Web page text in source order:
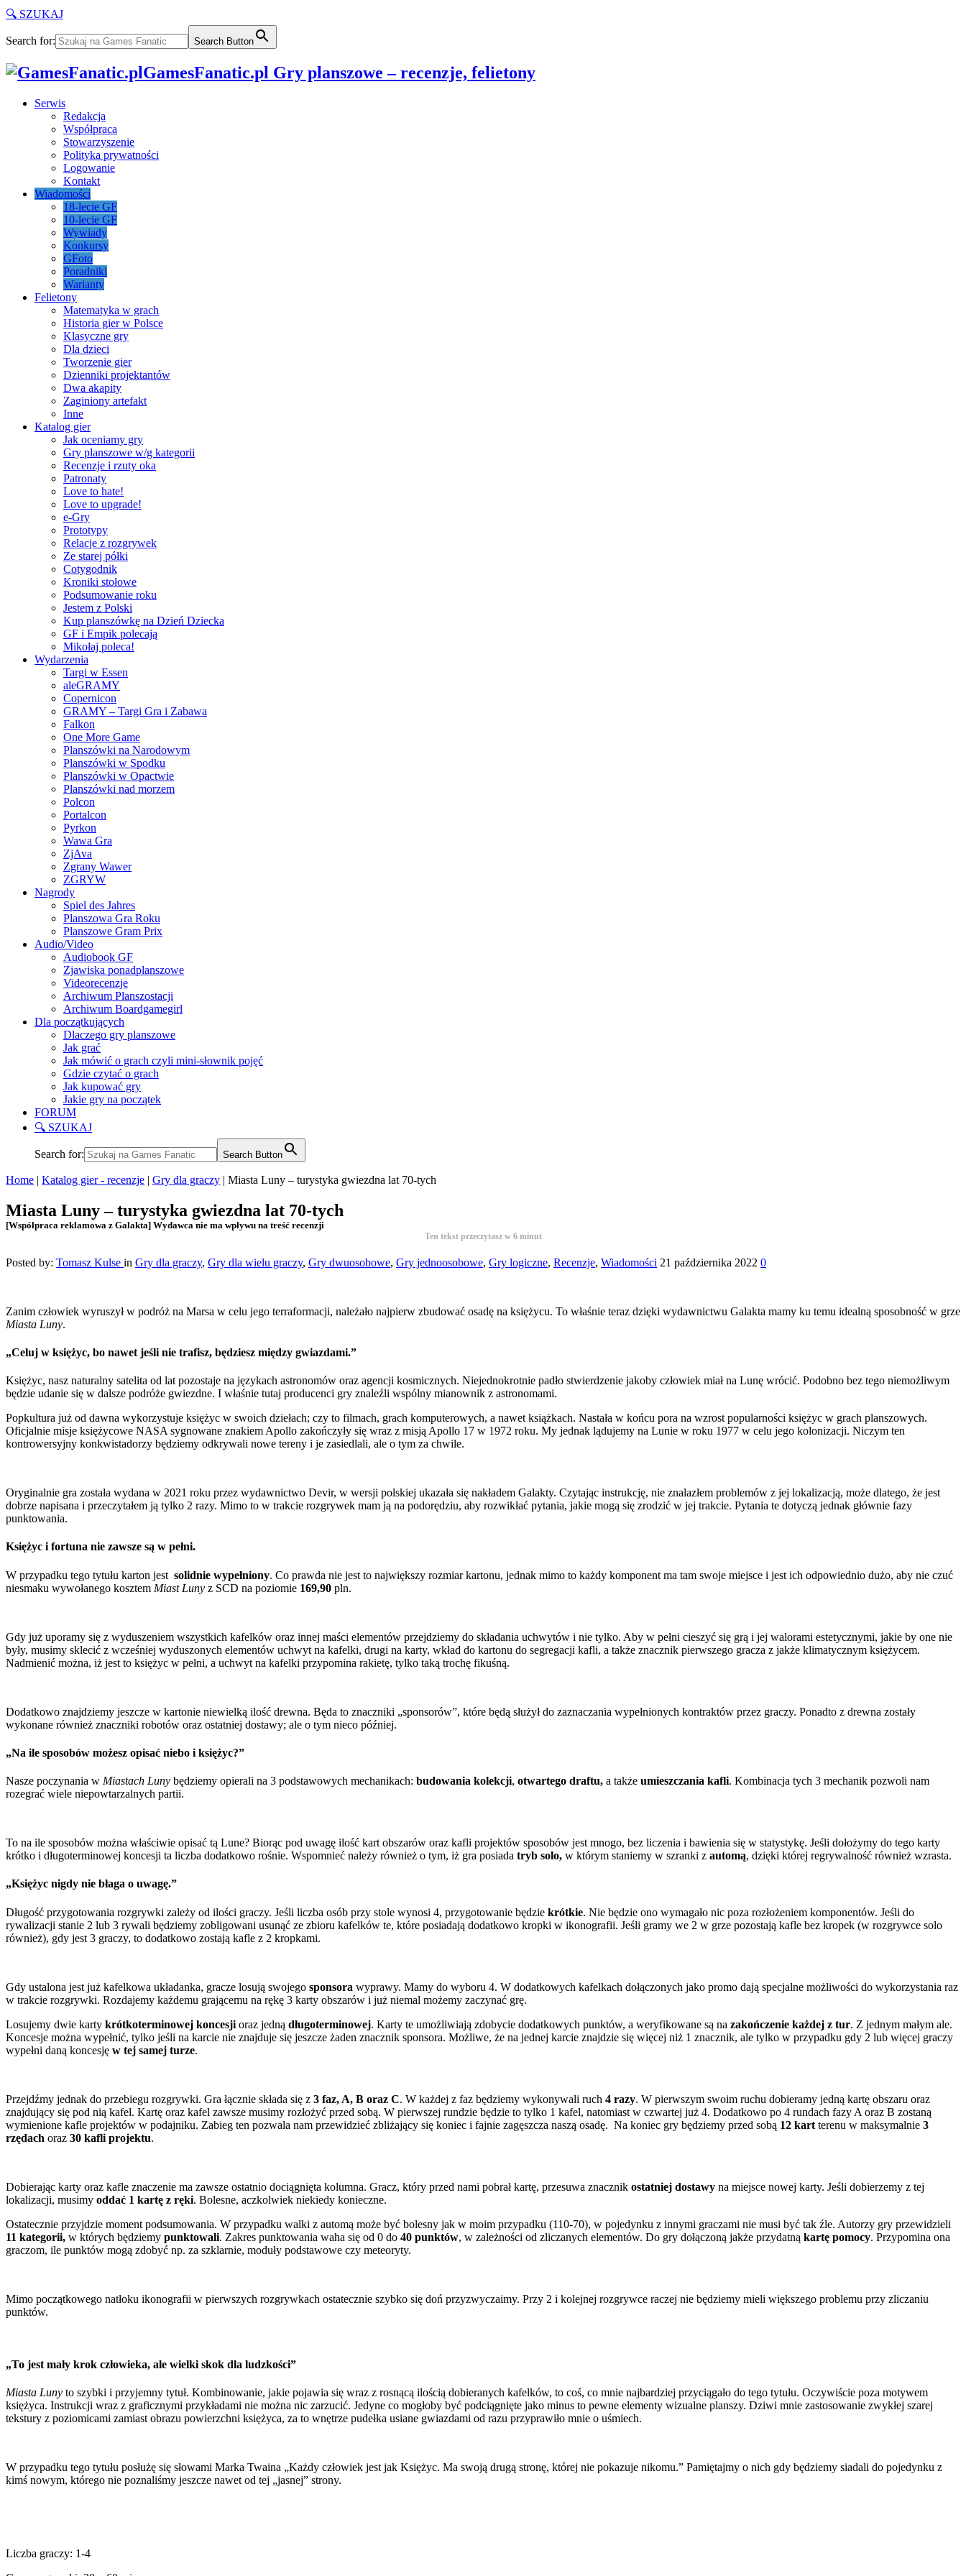
🔍 SZUKAJ
Search for: Search Button
GamesFanatic.pl Gry planszowe – recenzje, felietony
Serwis
Redakcja
Współpraca
Stowarzyszenie
Polityka prywatności
Logowanie
Kontakt
Wiadomości
18-lecie GF
10-lecie GF
Wywiady
Konkursy
GFoto
Poradniki
Warianty
Felietony
Matematyka w grach
Historia gier w Polsce
Klasyczne gry
Dla dzieci
Tworzenie gier
Dzienniki projektantów
Dwa akapity
Zaginiony artefakt
Inne
Katalog gier
Jak oceniamy gry
Gry planszowe w/g kategorii
Recenzje i rzuty oka
Patronaty
Love to hate!
Love to upgrade!
e-Gry
Prototypy
Relacje z rozgrywek
Ze starej półki
Cotygodnik
Kroniki stołowe
Podsumowanie roku
Jestem z Polski
Kup planszówkę na Dzień Dziecka
GF i Empik polecają
Mikołaj poleca!
Wydarzenia
Targi w Essen
aleGRAMY
Copernicon
GRAMY – Targi Gra i Zabawa
Falkon
One More Game
Planszówki na Narodowym
Planszówki w Spodku
Planszówki w Opactwie
Planszówki nad morzem
Polcon
Portalcon
Pyrkon
Wawa Gra
ZjAva
Zgrany Wawer
ZGRYW
Nagrody
Spiel des Jahres
Planszowa Gra Roku
Planszowe Gram Prix
Audio/Video
Audiobook GF
Zjawiska ponadplanszowe
Videorecenzje
Archiwum Planszostacji
Archiwum Boardgamegirl
Dla początkujących
Dlaczego gry planszowe
Jak grać
Jak mówić o grach czyli mini-słownik pojęć
Gdzie czytać o grach
Jak kupować gry
Jakie gry na początek
FORUM
🔍 SZUKAJ
Search for: Search Button
Home | Katalog gier - recenzje | Gry dla graczy | Miasta Luny – turystyka gwiezdna lat 70-tych
Miasta Luny – turystyka gwiezdna lat 70-tych
[Współpraca reklamowa z Galakta] Wydawca nie ma wpływu na treść recenzji
Ten tekst przeczytasz w 6 minut
Posted by: Tomasz Kulse in Gry dla graczy, Gry dla wielu graczy, Gry dwuosobowe, Gry jednoosobowe, Gry logiczne, Recenzje, Wiadomości 21 października 2022 0
Zanim człowiek wyruszył w podróż na Marsa w celu jego terraformacji, należało najpierw zbudować osadę na księżycu. To właśnie teraz dzięki wydawnictwu Galakta mamy ku temu idealną sposobność w grze
Miasta Luny.
„Celuj w księżyc, bo nawet jeśli nie trafisz, będziesz między gwiazdami.”
Księżyc, nasz naturalny satelita od lat pozostaje na językach astronomów oraz agencji kosmicznych. Niejednokrotnie padło stwierdzenie jakoby człowiek miał na Lunę wrócić. Podobno bez tego niemożliwym
będzie udanie się w dalsze podróże gwiezdne. I właśnie tutaj producenci gry znaleźli wspólny mianownik z astronomami.
Popkultura już od dawna wykorzystuje księżyc w swoich dziełach; czy to filmach, grach komputerowych, a nawet książkach. Nastała w końcu pora na wzrost popularności księżyc w grach planszowych.
Oficjalnie misje księżycowe NASA sygnowane znakiem Apollo zakończyły się wraz z misją Apollo 17 w 1972 roku. My jednak lądujemy na Lunie w roku 1977 w celu jego kolonizacji. Niczym ten
kontrowersyjny konkwistadorzy będziemy odkrywali nowe tereny i je zasiedlali, ale o tym za chwile.
Oryginalnie gra została wydana w 2021 roku przez wydawnictwo Devir, w wersji polskiej ukazała się nakładem Galakty. Czytając instrukcję, nie znalazłem problemów z jej lokalizacją, może dlatego, że jest
dobrze napisana i przeczytałem ją tylko 2 razy. Mimo to w trakcie rozgrywek mam ją na podorędziu, aby rozwikłać pytania, jakie mogą się zrodzić w jej trakcie. Pytania te dotyczą jednak głównie fazy
punktowania.
Księżyc i fortuna nie zawsze są w pełni.
W przypadku tego tytułu karton jest solidnie wypełniony. Co prawda nie jest to największy rozmiar kartonu, jednak mimo to każdy komponent ma tam swoje miejsce i jest ich odpowiednio dużo, aby nie czuć
niesmaku wywołanego kosztem Miast Luny z SCD na poziomie 169,90 pln.
Gdy już uporamy się z wyduszeniem wszystkich kafelków oraz innej maści elementów przejdziemy do składania uchwytów i nie tylko. Aby w pełni cieszyć się grą i jej walorami estetycznymi, jakie by one nie
były, musimy sklecić z wcześniej wyduszonych elementów uchwyt na kafelki, drugi na karty, wkład do kartonu do segregacji kafli, a także znacznik pierwszego gracza z jakże klimatycznym księżycem.
Nadmienić można, iż jest to księżyc w pełni, a uchwyt na kafelki przypomina rakietę, tylko taką trochę fikuśną.
Dodatkowo znajdziemy jeszcze w kartonie niewielką ilość drewna. Będa to znaczniki „sponsorów”, które będą służył do zaznaczania wypełnionych kontraktów przez graczy. Ponadto z drewna zostały
wykonane również znaczniki robotów oraz ostatniej dostawy; ale o tym nieco później.
„Na ile sposobów możesz opisać niebo i księżyc?”
Nasze poczynania w Miastach Luny będziemy opierali na 3 podstawowych mechanikach: budowania kolekcji, otwartego draftu, a także umieszczania kafli. Kombinacja tych 3 mechanik pozwoli nam
rozegrać wiele niepowtarzalnych partii.
To na ile sposobów można właściwie opisać tą Lune? Biorąc pod uwagę ilość kart obszarów oraz kafli projektów sposobów jest mnogo, bez liczenia i bawienia się w statystykę. Jeśli dołożymy do tego karty
krótko i długoterminowej koncesji ta liczba dodatkowo rośnie. Wspomnieć należy również o tym, iż gra posiada tryb solo, w którym staniemy w szranki z automą, dzięki której regrywalność również wzrasta.
„Księżyc nigdy nie błaga o uwagę.”
Długość przygotowania rozgrywki zależy od ilości graczy. Jeśli liczba osób przy stole wynosi 4, przygotowanie będzie krótkie. Nie będzie ono wymagało nic poza rozłożeniem komponentów. Jeśli do
rywalizacji stanie 2 lub 3 rywali będziemy zobligowani usunąć ze zbioru kafelków te, które posiadają dodatkowo kropki w ikonografii. Jeśli gramy we 2 w grze pozostają kafle bez kropek (w rozgrywce solo
również), gdy jest 3 graczy, to dodatkowo zostają kafle z 2 kropkami.
Gdy ustalona jest już kafelkowa układanka, gracze losują swojego sponsora wyprawy. Mamy do wyboru 4. W dodatkowych kafelkach dołączonych jako promo dają specjalne możliwości do wykorzystania raz
w trakcie rozgrywki. Rozdajemy każdemu grającemu na rękę 3 karty obszarów i już niemal możemy zaczynać grę.
Losujemy dwie karty krótkoterminowej koncesji oraz jedną długoterminowej. Karty te umożliwiają zdobycie dodatkowych punktów, a weryfikowane są na zakończenie każdej z tur. Z jednym małym ale.
Koncesje można wypełnić, tylko jeśli na karcie nie znajduje się jeszcze żaden znacznik sponsora. Możliwe, że na jednej karcie znajdzie się więcej niż 1 znacznik, ale tylko w przypadku gdy 2 lub więcej graczy
wypełni daną koncesję w tej samej turze.
Przejdźmy jednak do przebiegu rozgrywki. Gra łącznie składa się z 3 faz, A, B oraz C. W każdej z faz będziemy wykonywali ruch 4 razy. W pierwszym swoim ruchu dobieramy jedną kartę obszaru oraz
znajdujący się pod nią kafel. Kartę oraz kafel zawsze musimy rozłożyć przed sobą. W pierwszej rundzie będzie to tylko 1 kafel, natomiast w czwartej już 4. Dodatkowo po 4 rundach fazy A oraz B zostaną
wymienione kafle projektów w podajniku. Zabieg ten pozwala nam przewidzieć zbliżający się koniec i fajnie zagęszcza naszą osadę. Na koniec gry będziemy przed sobą 12 kart terenu w maksymalnie 3
rzędach oraz 30 kafli projektu.
Dobierając karty oraz kafle znaczenie ma zawsze ostatnio dociągnięta kolumna. Gracz, który przed nami pobrał kartę, przesuwa znacznik ostatniej dostawy na miejsce nowej karty. Jeśli dobierzemy z tej
lokalizacji, musimy oddać 1 kartę z ręki. Bolesne, aczkolwiek niekiedy konieczne.
Ostatecznie przyjdzie moment podsumowania. W przypadku walki z automą może być bolesny jak w moim przypadku (110-70), w pojedynku z innymi graczami nie musi być tak źle. Autorzy gry przewidzieli
11 kategorii, w których będziemy punktowali. Zakres punktowania waha się od 0 do 40 punktów, w zależności od zliczanych elementów. Do gry dołączoną jakże przydatną kartę pomocy. Przypomina ona
graczom, ile punktów mogą zdobyć np. za szklarnie, moduły podstawowe czy meteoryty.
Mimo początkowego natłoku ikonografii w pierwszych rozgrywkach ostatecznie szybko się doń przyzwyczaimy. Przy 2 i kolejnej rozgrywce raczej nie będziemy mieli większego problemu przy zliczaniu
punktów.
„To jest mały krok człowieka, ale wielki skok dla ludzkości”
Miasta Luny to szybki i przyjemny tytuł. Kombinowanie, jakie pojawia się wraz z rosnącą ilością dobieranych kafelków, to coś, co mnie najbardziej przyciągało do tego tytułu. Oczywiście poza motywem
księżyca. Instrukcji wraz z graficznymi przykładami nie można nic zarzucić. Jedyne co mogłoby być podciągnięte jako minus to pewne elementy wizualne planszy. Dziwi mnie zastosowanie zwykłej szarej
tekstury z poziomicami zamiast obrazu powierzchni księżyca, za to wnętrze pudełka usiane gwiazdami od razu przyprawiło mnie o uśmiech.
W przypadku tego tytułu posłużę się słowami Marka Twaina „Każdy człowiek jest jak Księżyc. Ma swoją drugą stronę, której nie pokazuje nikomu.” Pamiętajmy o nich gdy będziemy siadali do pojedynku z
kimś nowym, którego nie poznaliśmy jeszcze nawet od tej „jasnej” strony.
Liczba graczy: 1-4